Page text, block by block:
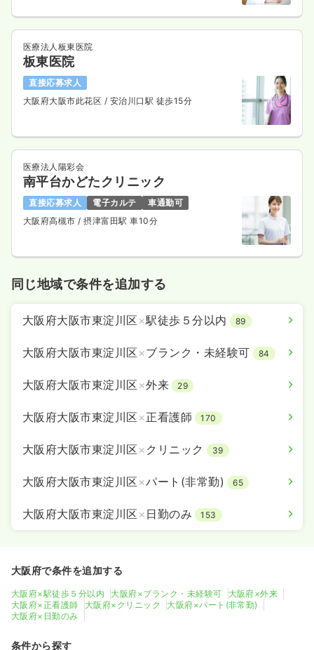
医療法人板東医院
板東医院
直接応募求人
大阪府大阪市此花区 / 安治川口駅 徒歩15分
医療法人陽彩会
南平台かどたクリニック
直接応募求人 電子カルテ
車通勤可
大阪府高槻市/ 摂津富田駅 車10分
同じ地域で条件を追加する
大阪府大阪市東淀川区 ×駅徒歩５分以内 89
大阪府大阪市東淀川区 ×ブランク・未経験可 84
大阪府大阪市東淀川区 ×外来 29
大阪府大阪市東淀川区 ×正看護師 170
大阪府大阪市東淀川区 × クリニック 39
大阪府大阪市東淀川区 ×パート(非常勤) 65
大阪府大阪市東淀川区 × 日勤のみ 153
大阪府で条件を追加する
大阪府×駅徒歩５分以内 大阪府×ブランク・未経験可
大阪府×外来
大阪府×正看護師
大阪府×クリニック
大阪府×パート(非常勤)
大阪府×日勤のみ
条件から探す